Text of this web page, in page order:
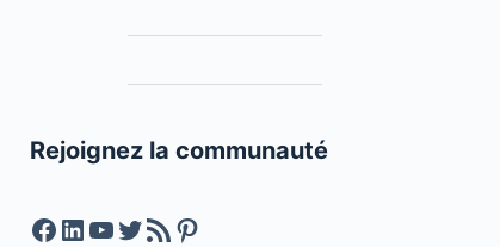
Rejoignez la communauté
Facebook
LinkedIn
YouTube
Twitter
Feed RSSPinterest